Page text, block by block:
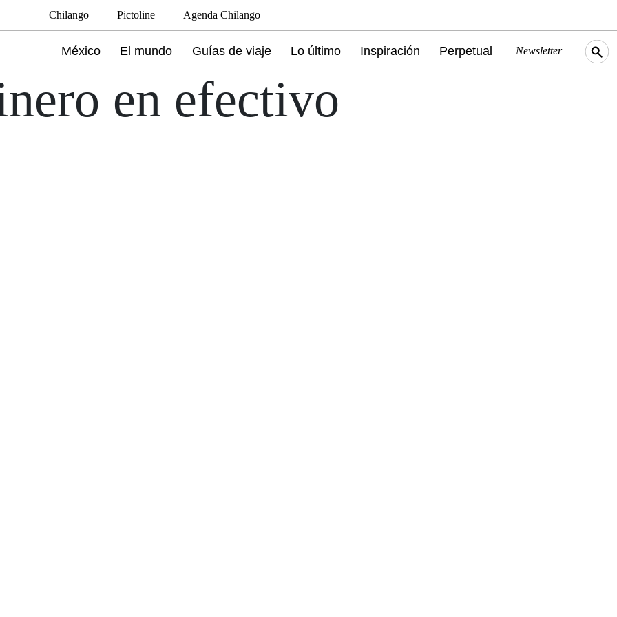
Chilango Pictoline Agenda Chilango
México El mundo Guías de viaje Lo último Inspiración Perpetual Newsletter
en efectivo